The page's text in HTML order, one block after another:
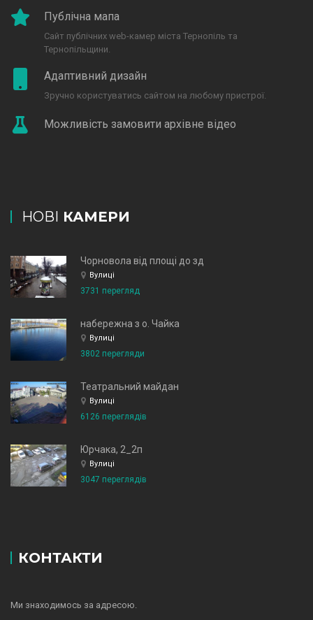
Публічна мапа
Сайт публічних web-камер міста Тернопіль та
Тернопільщини.
Адаптивний дизайн
Зручно користуватись сайтом на любому пристрої.
Можливість замовити архівне відео
НОВІ КАМЕРИ
Чорновола від площі до зд
Вулиці
3731 перегляд
набережна з о. Чайка
Вулиці
3802 перегляди
Театральний майдан
Вулиці
6126 переглядів
Юрчака, 2_2п
Вулиці
3047 переглядів
КОНТАКТИ
Ми знаходимось за адресою.